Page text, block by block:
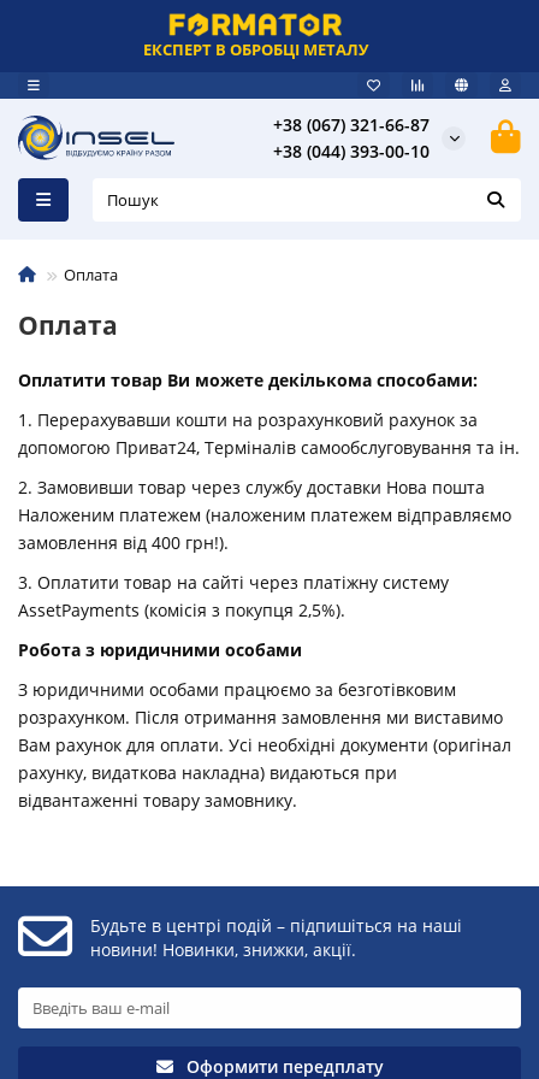
ЕКСПЕРТ В ОБРОБЦІ МЕТАЛУ
+38 (067) 321-66-87
+38 (044) 393-00-10
Оплата
Оплата
Оплатити товар Ви можете декількома способами:
1. Перерахувавши кошти на розрахунковий рахунок за
допомогою Приват24, Терміналів самообслуговування та ін.
2. Замовивши товар через службу доставки Нова пошта
Наложеним платежем (наложеним платежем відправляємо
замовлення від 400 грн!).
3. Оплатити товар на сайті через платіжну систему
AssetPayments (комісія з покупця 2,5%).
Робота з юридичними особами
З юридичними особами працюємо за безготівковим
розрахунком. Після отримання замовлення ми виставимо
Вам рахунок для оплати. Усі необхідні документи (оригінал
рахунку, видаткова накладна) видаються при
відвантаженні товару замовнику.
Будьте в центрі подій – підпишіться на наші
новини! Новинки, знижки, акції.
Оформити передплату